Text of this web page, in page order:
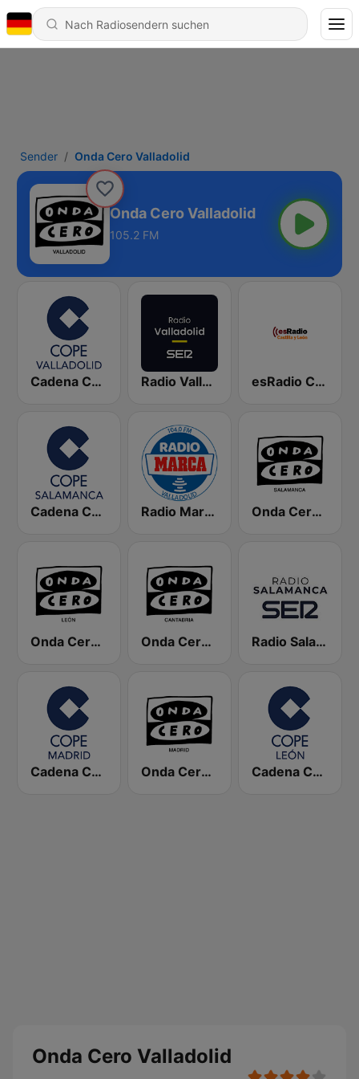
Sender Onda Cero Valladolid
Onda Cero Valladolid
105.2 FM
Cadena COPE Valladolid Radio Valladolid SER esRadio Castilla y Leon
Cadena COPE Salamanca Radio Marca Valladolid Onda Cero Salamanca
Onda Cero León Onda Cero Santander Radio Salamanca SER
Cadena COPE Madrid Onda Cero Madrid Cadena COPE León
Onda Cero Valladolid